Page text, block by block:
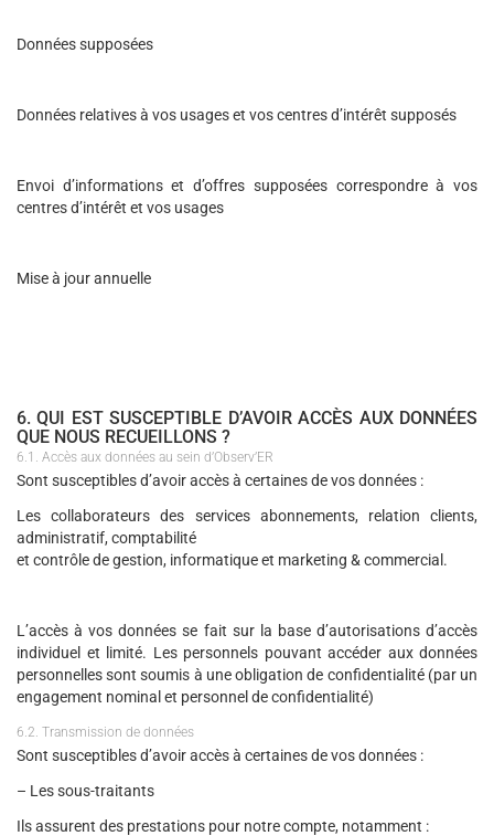
Données supposées
Données relatives à vos usages et vos centres d’intérêt supposés
Envoi d’informations et d’offres supposées correspondre à vos
centres d’intérêt et vos usages
Mise à jour annuelle
6. QUI EST SUSCEPTIBLE D’AVOIR ACCÈS AUX DONNÉES
QUE NOUS RECUEILLONS ?
6.1. Accès aux données au sein d’Observ’ER
Sont susceptibles d’avoir accès à certaines de vos données :
Les collaborateurs des services abonnements, relation clients,
administratif, comptabilité
et contrôle de gestion, informatique et marketing & commercial.
L’accès à vos données se fait sur la base d’autorisations d’accès
individuel et limité. Les personnels pouvant accéder aux données
personnelles sont soumis à une obligation de confidentialité (par un
engagement nominal et personnel de confidentialité)
6.2. Transmission de données
Sont susceptibles d’avoir accès à certaines de vos données :
– Les sous-traitants
Ils assurent des prestations pour notre compte, notamment :